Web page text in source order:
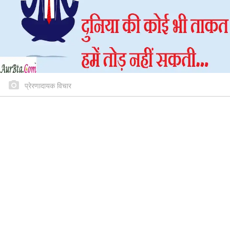
प्रेरणादायक विचार